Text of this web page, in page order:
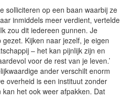
solliciteren op een baan waarbij ze
inmiddels meer verdient, vertelde
zou dit iedereen gunnen. Je
gezet. Kijken naar jezelf, je eigen
– het kan pijnlijk zijn en
voor de rest van je leven.’
ander verschilt enorm
overheid is een instituut zonder
het ook weer afpakken. Dat